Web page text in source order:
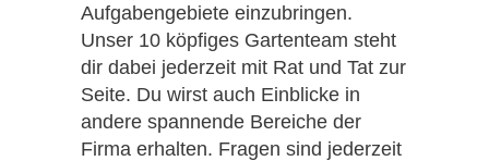
Aufgabengebiete einzubringen.
Unser 10 köpfiges Gartenteam steht
dir dabei jederzeit mit Rat und Tat zur
Seite. Du wirst auch Einblicke in
andere spannende Bereiche der
Firma erhalten. Fragen sind jederzeit